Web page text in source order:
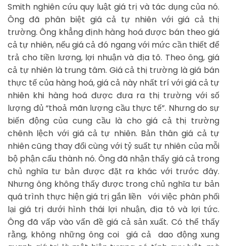
Smith nghiên cứu quy luật giá trị và tác dụng của nó.
Ông đã phân biệt giá cả tự nhiên với giá cả thị
trường. Ông khẳng định hàng hoá được bán theo giá
cả tự nhiên, nếu giá cả đó ngang với mức cần thiết để
trả cho tiền lương, lợi nhuận và địa tô. Theo ông, giá
cả tự nhiên là trung tâm. Giá cả thị trường là giá bán
thực tế của hàng hoá, giá cả này nhất trí với giá cả tự
nhiên khi hàng hoá được đưa ra thị trường với số
lượng đủ “thoả mãn lượng cầu thực tế”. Nhưng do sự
biến động của cung cầu là cho giá cả thị trường
chênh lệch với giá cả tự nhiên. Bản thân giá cả tự
nhiên cũng thay đổi cùng với tỷ suất tự nhiên của mỗi
bộ phận cấu thành nó. Ông đã nhận thấy giá cả trong
chủ nghĩa tư bản được đặt ra khác với trước đây.
Nhưng ông không thấy được trong chủ nghĩa tư bản
quá trình thực hiện giá trị gắn liền với việc phân phối
lại giá trị dưới hình thái lợi nhuận, địa tô và lợi tức.
Ông đã vấp vào vấn đề giá cả sản xuất. Có thể thấy
rằng, không những ông coi giá cả dao động xung